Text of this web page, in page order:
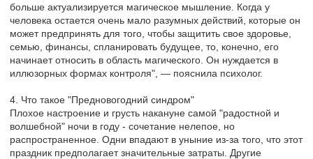
больше актуализируется магическое мышление. Когда у
человека остается очень мало разумных действий, которые он
может предпринять для того, чтобы защитить свое здоровье,
семью, финансы, спланировать будущее, то, конечно, его
начинает относить в область магического. Он нуждается в
иллюзорных формах контроля", — пояснила психолог.
4. Что такое "Предновогодний синдром"
Плохое настроение и грусть накануне самой "радостной и
волшебной" ночи в году - сочетание нелепое, но
распространенное. Одни впадают в уныние из-за того, что этот
праздник предполагает значительные затраты. Другие